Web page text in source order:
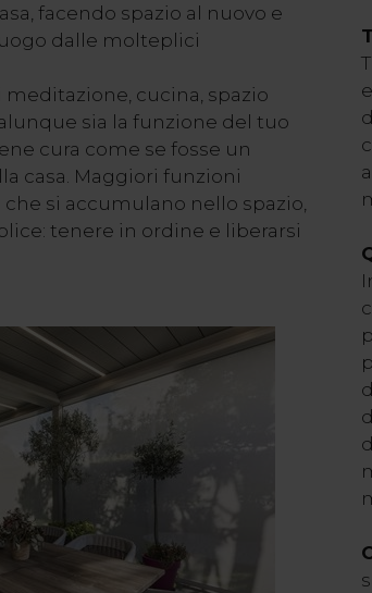
facendo spazio al nuovo e
dalle molteplici
meditazione, cucina, spazio
sia la funzione del tuo
cura come se fosse un
casa. Maggiori funzioni
si accumulano nello spazio,
tenere in ordine e liberarsi